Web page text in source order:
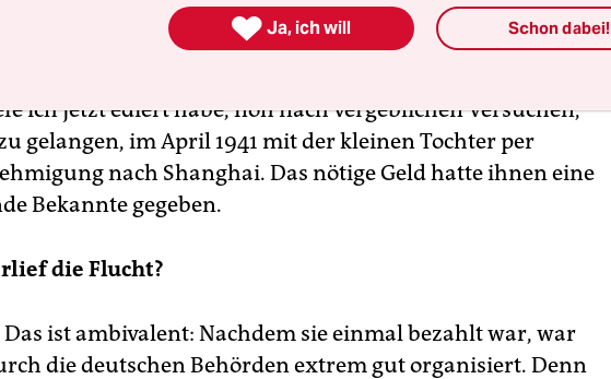
und Juden dorthin fliehen konnten. Nach dem
Österreichs an das „Deutsche Reich“ 1938 war die jüdische
ich jetzt ediert habe, floh nach vergeblichen Versuchen,
gelangen, im April 1941 mit der kleinen Tochter per
nach Shanghai. Das nötige Geld hatte ihnen eine
Bekannte gegeben.
die Flucht?
Das ist ambivalent: Nachdem sie einmal bezahlt war, war
die deutschen Behörden ­ex­trem gut organisiert. Denn
 Ja, ich will Schon dabei!